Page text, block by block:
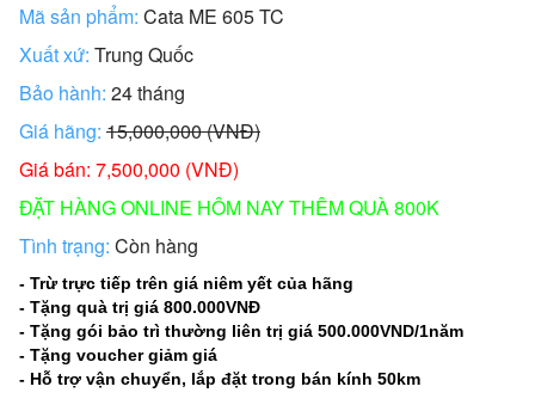
Mã sản phẩm: Cata ME 605 TC
Xuất xứ: Trung Quốc
Bảo hành: 24 tháng
Giá hãng: 15,000,000 (VNĐ)
Giá bán: 7,500,000 (VNĐ)
ĐẶT HÀNG ONLINE HÔM NAY THÊM QUÀ 800K
Tình trạng: Còn hàng
- Trừ trực tiếp trên giá niêm yết của hãng
- Tặng quà trị giá 800.000VNĐ
- Tặng gói bảo trì thường liên trị giá 500.000VND/1năm
- Tặng voucher giảm giá
- Hỗ trợ vận chuyển, lắp đặt trong bán kính 50km